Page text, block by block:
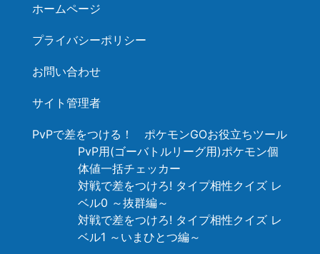
ホームページ
プライバシーポリシー
お問い合わせ
サイト管理者
PvPで差をつける！ ポケモンGOお役立ちツール
PvP用(ゴーバトルリーグ用)ポケモン個
体値一括チェッカー
対戦で差をつけろ! タイプ相性クイズ レ
ベル0 ～抜群編～
対戦で差をつけろ! タイプ相性クイズ レ
ベル1 ～いまひとつ編～